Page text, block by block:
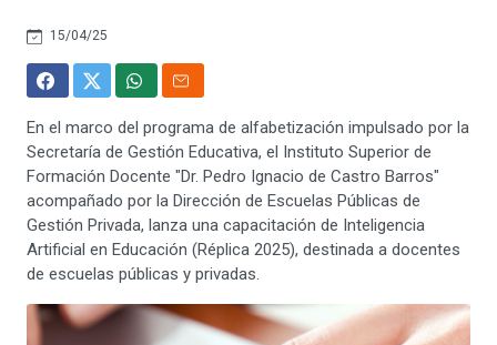
15/04/25
En el marco del programa de alfabetización impulsado por la
Secretaría de Gestión Educativa, el Instituto Superior de
Formación Docente "Dr. Pedro Ignacio de Castro Barros"
acompañado por la Dirección de Escuelas Públicas de
Gestión Privada, lanza una capacitación de Inteligencia
Artificial en Educación (Réplica 2025), destinada a docentes
de escuelas públicas y privadas.